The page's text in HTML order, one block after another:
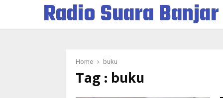
Radio Suara Banjar
Home buku
Tag : buku